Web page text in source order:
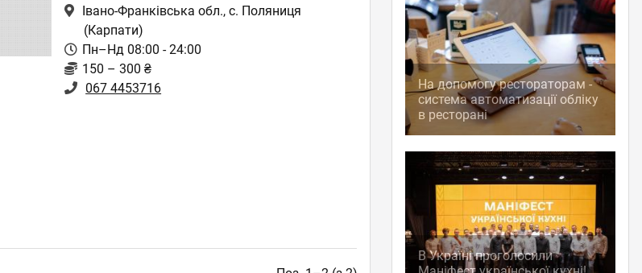
Івано-Франківська обл., с. Поляниця
(Карпати)
Пн–Нд 08:00 - 24:00
150 – 300 ₴
067 4453716
На допомогу рестораторам -
система автоматизації обліку
в ресторані
В Україні проголосили